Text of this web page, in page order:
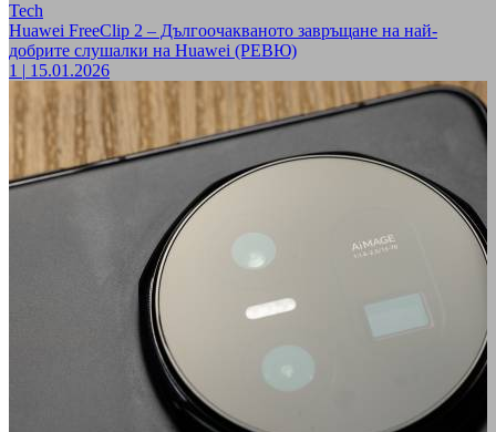
Tech
Huawei FreeClip 2 – Дългоочакваното завръщане на най-
добрите слушалки на Huawei (РЕВЮ)
1 | 15.01.2026